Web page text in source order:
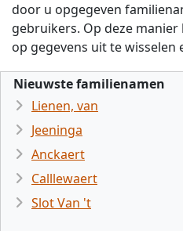
door u opgegeven
gebruikers. Op deze
op gegevens uit te wisselen
Nieuwste familienamen
Lienen, van
Jeeninga
Anckaert
Calllewaert
Slot Van 't